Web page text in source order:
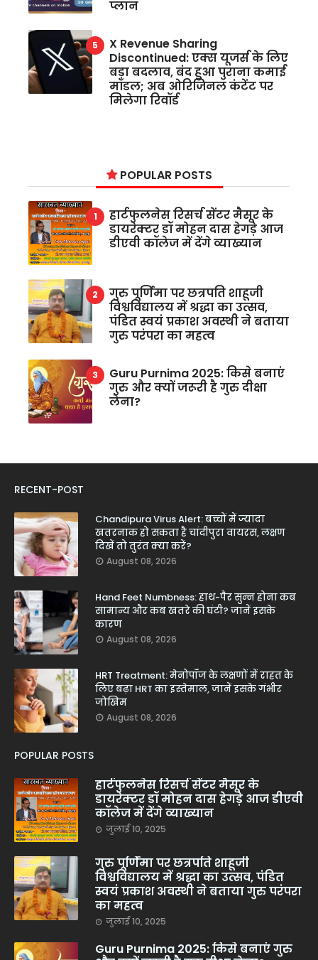
प्लान
X Revenue Sharing
Discontinued: एक्स यूजर्स के लिए
बड़ा बदलाव, बंद हुआ पुराना कमाई
मॉडल; अब ओरिजिनल कंटेंट पर
मिलेगा रिवॉर्ड
POPULAR POSTS
हार्टफुलनेस रिसर्च सेंटर मैसूर के
डायरेक्टर डॉ मोहन दास हेगड़े आज
डीएवी कॉलेज में देंगे व्याख्यान
गुरु पूर्णिमा पर छत्रपति शाहूजी
विश्वविद्यालय में श्रद्धा का उत्सव,
पंडित स्वयं प्रकाश अवस्थी ने बताया
गुरु परंपरा का महत्व
Guru Purnima 2025: किसे बनाएं
गुरु और क्यों जरूरी है गुरु दीक्षा
लेना?
RECENT-POST
Chandipura Virus Alert: बच्चों में ज्यादा
खतरनाक हो सकता है चांदीपुरा वायरस, लक्षण
दिखें तो तुरंत क्या करें?
August 08, 2026
Hand Feet Numbness: हाथ-पैर सुन्न होना कब
सामान्य और कब खतरे की घंटी? जानें इसके
कारण
August 08, 2026
HRT Treatment: मेनोपॉज के लक्षणों में राहत के
लिए बढ़ा HRT का इस्तेमाल, जानें इसके गंभीर
जोखिम
August 08, 2026
POPULAR POSTS
हार्टफुलनेस रिसर्च सेंटर मैसूर के
डायरेक्टर डॉ मोहन दास हेगड़े आज डीएवी
कॉलेज में देंगे व्याख्यान
जुलाई 10, 2025
गुरु पूर्णिमा पर छत्रपति शाहूजी
विश्वविद्यालय में श्रद्धा का उत्सव, पंडित
स्वयं प्रकाश अवस्थी ने बताया गुरु परंपरा
का महत्व
जुलाई 10, 2025
Guru Purnima 2025: किसे बनाएं गुरु